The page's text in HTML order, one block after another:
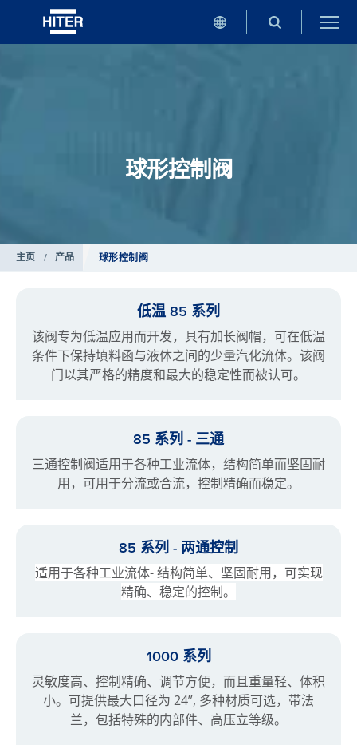
球形控制阀
主页 / 产品 球形控制阀
低温 85 系列
该阀专为低温应用而开发，具有加长阀帽，可在低温
条件下保持填料函与液体之间的少量汽化流体。该阀
门以其严格的精度和最大的稳定性而被认可。
85 系列 - 三通
三通控制阀适用于各种工业流体，结构简单而坚固耐
用，可用于分流或合流，控制精确而稳定。
85 系列 - 两通控制
适用于各种工业流体- 结构简单、坚固耐用，可实现
精确、稳定的控制。
1000 系列
灵敏度高、控制精确、调节方便，而且重量轻、体积
小。可提供最大口径为 24”, 多种材质可选，带法
兰，包括特殊的内部件、高压立等级。